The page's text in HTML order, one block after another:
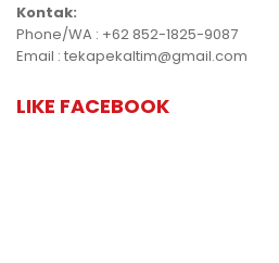
Kontak:
Phone/WA : +62 852-1825-9087
Email : tekapekaltim@gmail.com
LIKE FACEBOOK